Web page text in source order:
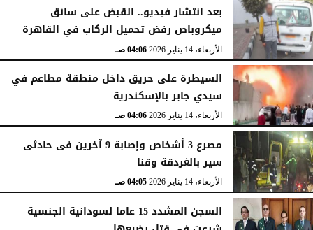
بعد انتشار فيديو.. القبض على سائق
ميكروباص رفض تحميل الركاب في القاهرة
الأربعاء، 14 يناير 2026 04:06 صـ
السيطرة على حريق داخل منطقة مطاعم في
سيدي جابر بالإسكندرية
الأربعاء، 14 يناير 2026 04:06 صـ
مصرع 3 أشخاص وإصابة 9 آخرين فى حادثى
سير بالغردقة وقنا
الأربعاء، 14 يناير 2026 04:05 صـ
السجن المشدد 15 عاما لسودانية الجنسية